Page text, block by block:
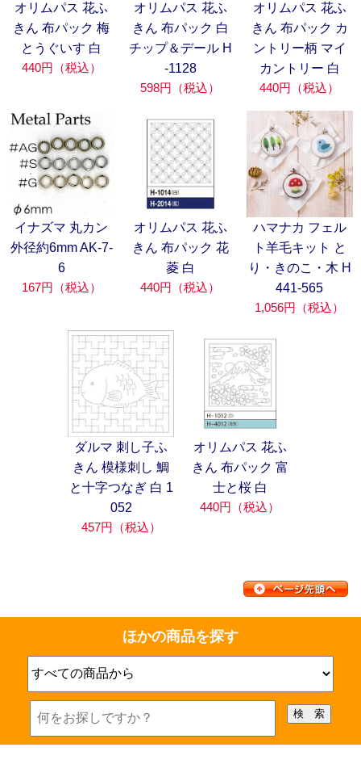
オリムパス 花ふ
きん 布パック 梅
とうぐいす 白
440円（税込）
オリムパス 花ふ
きん 布パック 白
チップ＆デール H
-1128
598円（税込）
オリムパス 花ふ
きん 布パック カ
ントリー柄 マイ
カントリー 白
440円（税込）
イナズマ 丸カン
外径約6mm AK-7-
6
167円（税込）
オリムパス 花ふ
きん 布パック 花
菱 白
440円（税込）
ハマナカ フェル
ト羊毛キット と
り・きのこ・木 H
441-565
1,056円（税込）
ダルマ 刺し子ふ
きん 模様刺し 鯛
と十字つなぎ 白 1
052
457円（税込）
オリムパス 花ふ
きん 布パック 富
士と桜 白
440円（税込）
ほかの商品を探す